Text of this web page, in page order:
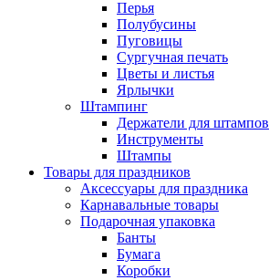
Перья
Полубусины
Пуговицы
Сургучная печать
Цветы и листья
Ярлычки
Штампинг
Держатели для штампов
Инструменты
Штампы
Товары для праздников
Аксессуары для праздника
Карнавальные товары
Подарочная упаковка
Банты
Бумага
Коробки